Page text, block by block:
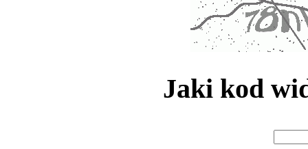
Jaki kod